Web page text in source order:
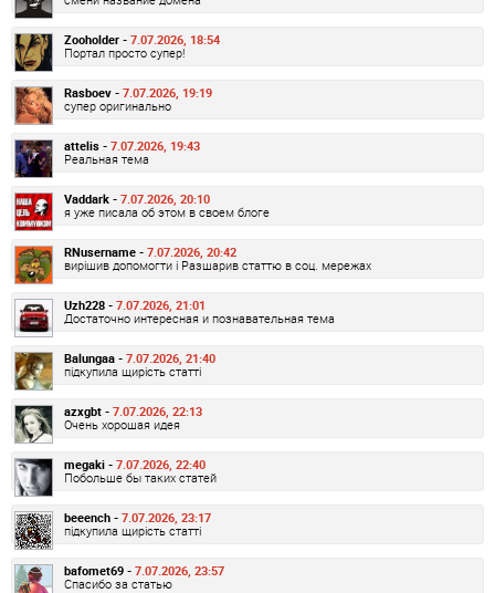
Zooholder - 7.07.2026, 18:54
Портал просто супер!
Rasboev - 7.07.2026, 19:19
супер оригинально
attelis - 7.07.2026, 19:43
Реальная тема
Vaddark - 7.07.2026, 20:10
я уже писала об этом в своем блоге
RNusername - 7.07.2026, 20:42
вирішив допомогти і Разшарив статтю в соц. мережах
Uzh228 - 7.07.2026, 21:01
Достаточно интересная и познавательная тема
Balungaa - 7.07.2026, 21:40
підкупила щирість статті
azxgbt - 7.07.2026, 22:13
Очень хорошая идея
megaki - 7.07.2026, 22:40
Побольше бы таких статей
beeench - 7.07.2026, 23:17
підкупила щирість статті
bafomet69 - 7.07.2026, 23:57
Спасибо за статью